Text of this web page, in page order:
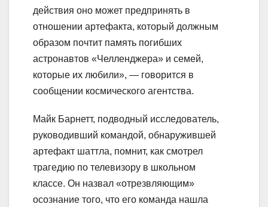
действия оно может предпринять в
отношении артефакта, который должным
образом почтит память погибших
астронавтов «Челленджера» и семей,
которые их любили», — говорится в
сообщении космического агентства.
Майк Барнетт, подводный исследователь,
руководивший командой, обнаружившей
артефакт шаттла, помнит, как смотрел
трагедию по телевизору в школьном
классе. Он назвал «отрезвляющим»
осознание того, что его команда нашла